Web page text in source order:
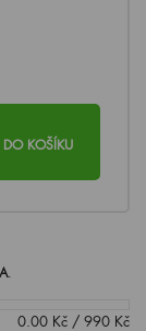
DO KOŠÍKU
.
0.00 Kč / 990 Kč